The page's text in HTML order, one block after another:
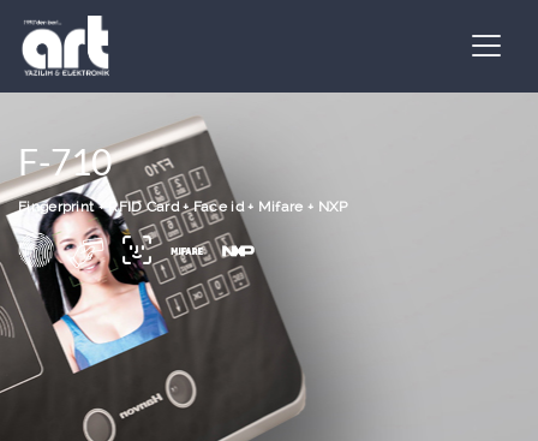
F-710
Fingerprint + RFID Card + Face id + Mifare + NXP